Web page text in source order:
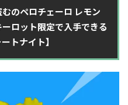
のペロチェーロ レモン
ロット限定で入手できる
トナイト】